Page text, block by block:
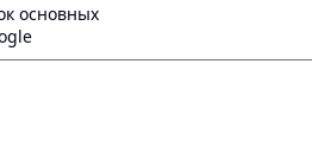
основных